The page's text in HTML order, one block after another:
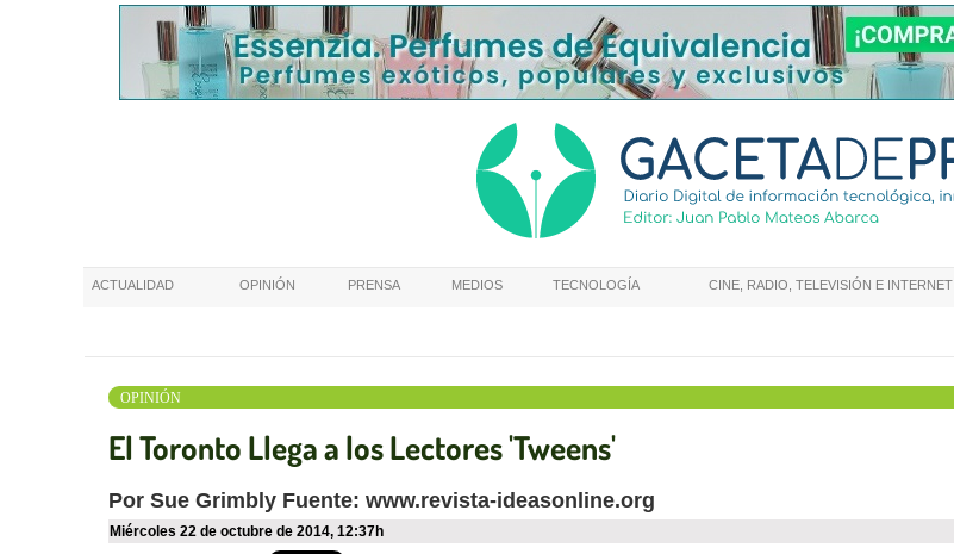
ACTUALIDAD OPINIÓN PRENSA MEDIOS TECNOLOGÍA CINE, RADIO, TELEVISIÓN E INTERNET
OPINIÓN
El Toronto Llega a los Lectores 'Tweens'
Por Sue Grimbly Fuente: www.revista-ideasonline.org
miércoles 22 de octubre de 2014, 12:37h